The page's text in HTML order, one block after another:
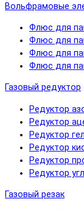
Вольфрамовые
Флюс для
Флюс для
Флюс для
Флюс для
Газовый редуктор
Редуктор
Редуктор
Редуктор
Редуктор
Редуктор
Редуктор
Газовый резак